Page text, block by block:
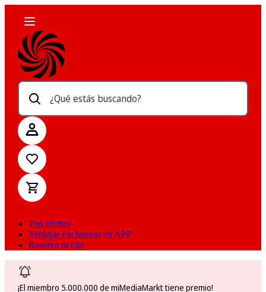
¿Qué estás buscando?
Top ofertas
Ventajas exclusivas en APP
Reserva tu cita
¡El miembro 5.000.000 de miMediaMarkt tiene premio!